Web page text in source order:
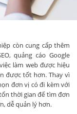
còn cung cấp thêm
quảng cáo Google
làm web được hiệu
được tốt hơn. Thay vì
đơn vị có đi kèm với
thời gian để tìm đơn
dễ quản lý hơn.